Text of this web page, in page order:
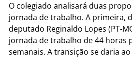
O colegiado analisará duas
jornada de trabalho. A primeira,
deputado Reginaldo Lopes (PT-
jornada de trabalho de 44 horas
semanais. A transição se daria